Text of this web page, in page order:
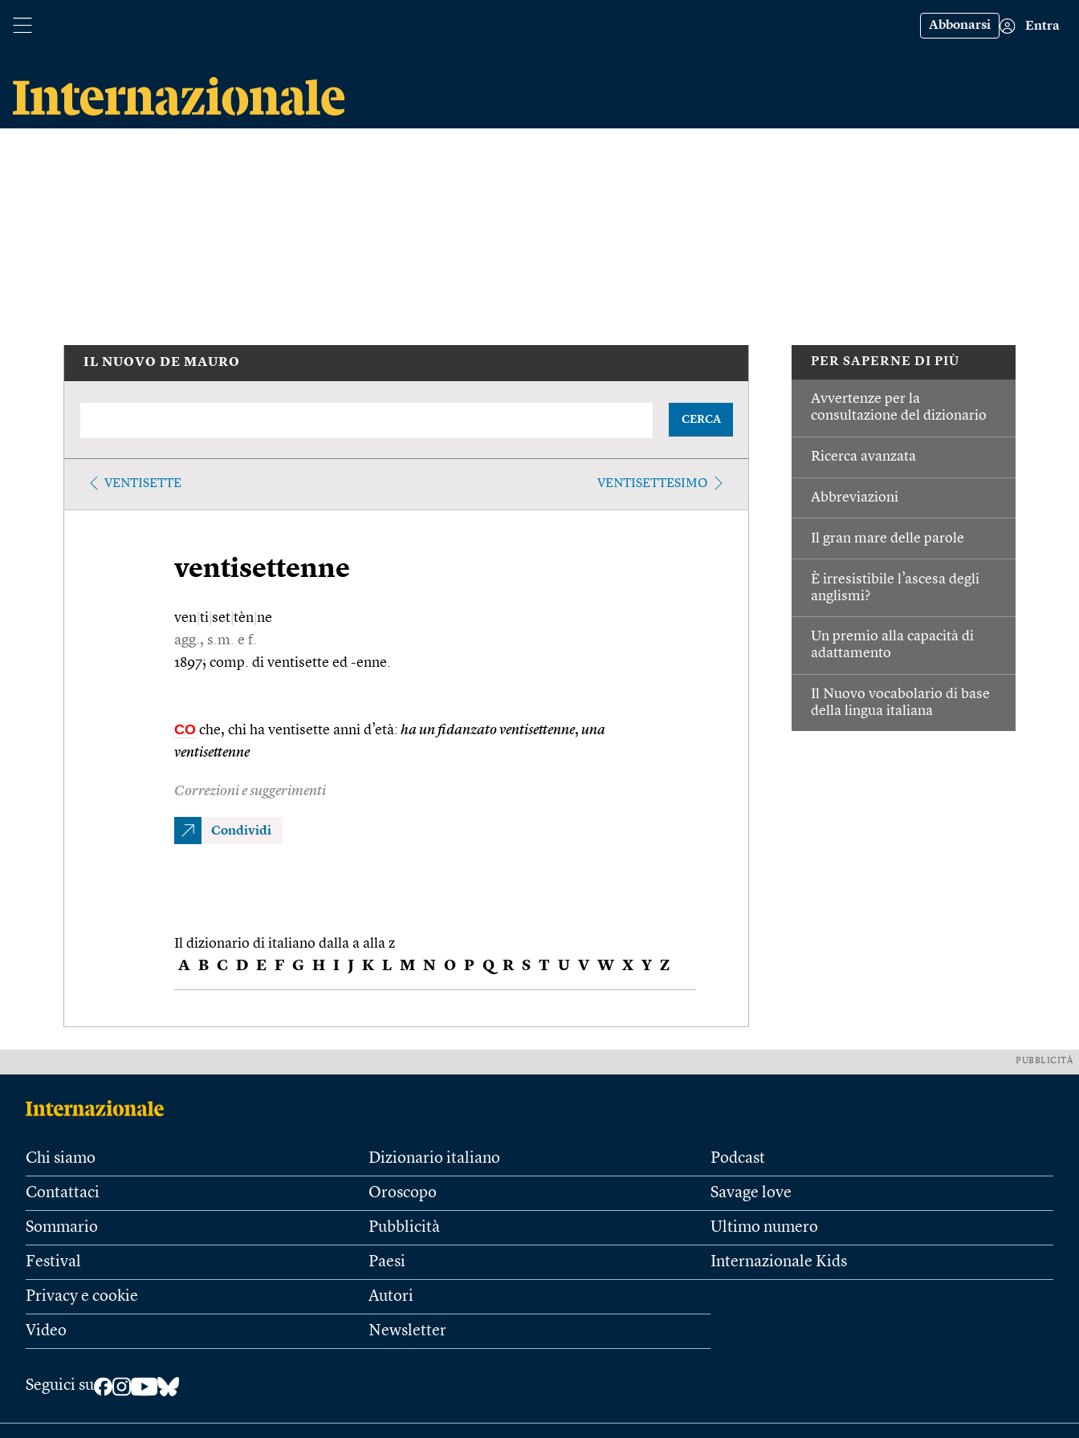
Abbonarsi Entra
PER SAPERNE DI PIÙ
Avvertenze per la
consultazione del dizionario
Ricerca avanzata
Abbreviazioni
Il gran mare delle parole
È irresistibile l’ascesa degli
anglismi?
Un premio alla capacità di
adattamento
Il Nuovo vocabolario di base
della lingua italiana
IL NUOVO DE MAURO
CERCA
VENTISETTE VENTISETTESIMO
ventisettenne
ven ti set tèn ne
agg., s.m. e f.
1897; comp. di ventisette ed -enne.
CO che, chi ha ventisette anni d’età: ha un fidanzato ventisettenne, una
ventisettenne
Correzioni e suggerimenti
Condividi
Il dizionario di italiano dalla a alla z
A B C D E F G H I J K L M N O P Q R S T U V W X Y Z
PUBBLICITÀ
Chi siamo
Contattaci
Sommario
Festival
Privacy e cookie
Video
Dizionario italiano
Oroscopo
Pubblicità
Paesi
Autori
Newsletter
Podcast
Savage love
Ultimo numero
Internazionale Kids
Seguici su